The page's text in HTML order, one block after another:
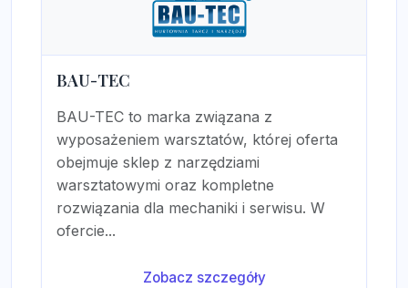
BAU-TEC
BAU-TEC to marka związana z
wyposażeniem warsztatów, której oferta
obejmuje sklep z narzędziami
warsztatowymi oraz kompletne
rozwiązania dla mechaniki i serwisu. W
ofercie...
Zobacz szczegóły